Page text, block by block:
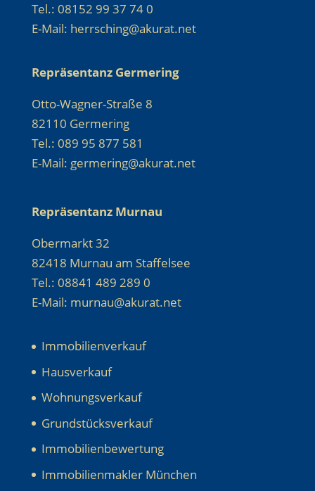
Tel.: 08152 99 37 74 0
E-Mail: herrsching@akurat.net
Repräsentanz Germering
Otto-Wagner-Straße 8
82110 Germering
Tel.: 089 95 877 581
E-Mail: germering@akurat.net
Repräsentanz Murnau
Obermarkt 32
82418 Murnau am Staffelsee
Tel.: 08841 489 289 0
E-Mail: murnau@akurat.net
Immobilienverkauf
Hausverkauf
Wohnungsverkauf
Grundstücksverkauf
Immobilienbewertung
Immobilienmakler München